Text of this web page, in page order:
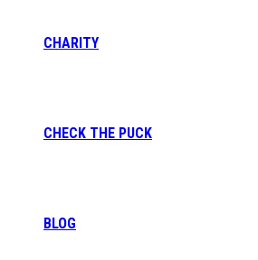
CHARITY
CHECK THE PUCK
BLOG